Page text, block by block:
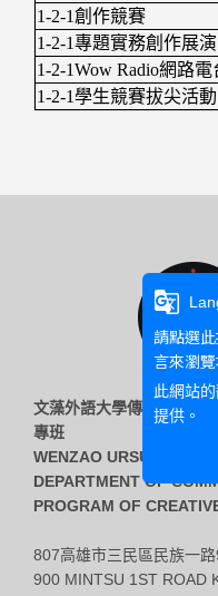
1-2-1創作競賽
1-2-1專題實務創作展演
1-2-1Wow Radio網路
1-2-1學生競賽拔尖活動
文藻外語大學傳播藝術系
專班
WENZAO URSULINE
DEPARTMENT OF
PROGRAM OF
807高雄市三民區民族一
900 MINTSU 1ST ROAD
g_translate
請點選
言來瀏
此網站
提供。